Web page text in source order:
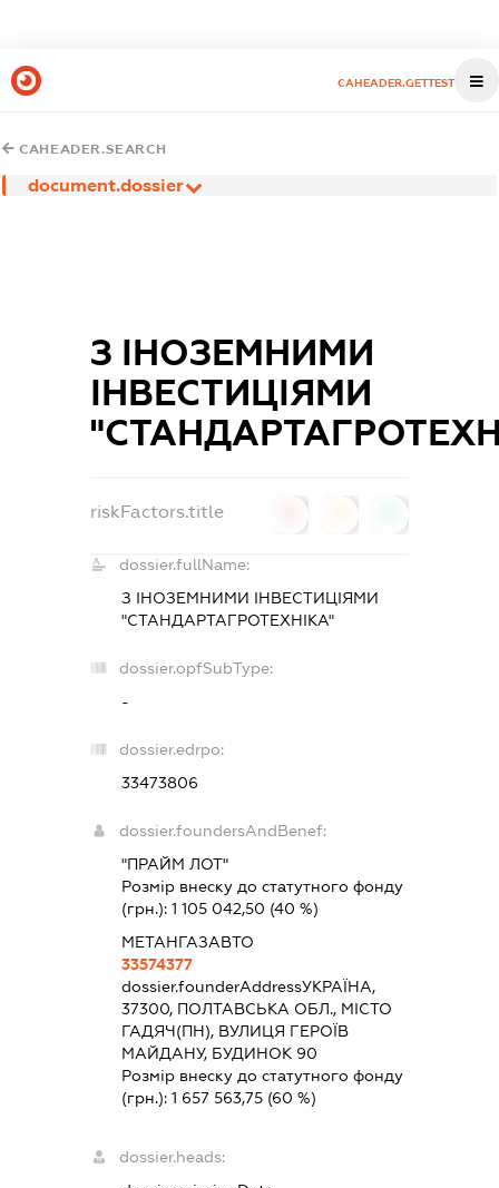
CAHEADER.GETTEST
CAHEADER.SEARCH
document.dossier
З ІНОЗЕМНИМИ
ІНВЕСТИЦІЯМИ
riskFactors.title
dossier.fullName:
З ІНОЗЕМНИМИ ІНВЕСТИЦІЯМИ
"СТАНДАРТАГРОТЕХНІКА"
dossier.opfSubType:
-
dossier.edrpo:
33473806
dossier.foundersAndBenef:
"ПРАЙМ ЛОТ"
Розмір внеску до статутного фонду
(грн.):1 105 042,50 (40 %)
МЕТАНГАЗАВТО
33574377
dossier.founderAddressУКРАЇНА,
37300, ПОЛТАВСЬКА ОБЛ., МІСТО
ГАДЯЧ(ПН), ВУЛИЦЯ ГЕРОЇВ
МАЙДАНУ, БУДИНОК 90
Розмір внеску до статутного фонду
(грн.):1 657 563,75 (60 %)
dossier.heads: